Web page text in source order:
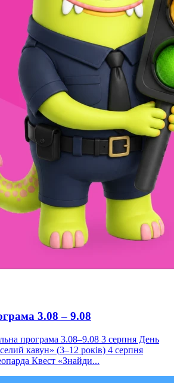
3.08 – 9.08
програма 3.08–9.08 3 серпня День
кавун» (3–12 років) 4 серпня
Квест «Знайди...